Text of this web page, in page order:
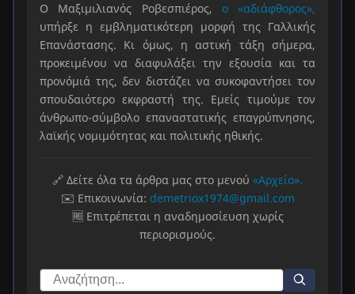
Ο Μαξιμιλιανός Ροβεσπιέρος, ο «αδιάφθορος»,
υπήρξε η εμβληματικότερη μορφή της Γαλλικής
Επανάστασης. Κι όμως, η αστική τάξη σήμερα,
προκειμένου να διαφυλάξει την εξουσία και τα
προνόμιά της, δεν διστάζει να συκοφαντήσει τον
σπουδαιότερο εκφραστή της. Εμείς τιμούμε τον
άνθρωπο-σύμβολο επαναστατικής επαγρύπνησης,
λαϊκής νομιμότητας και πολιτικής ηθικής.
🔗 Δείτε όλα τα άρθρα μας στο μενού «Αρχείο».
✉️ Επικοινωνία: demetriox1974@gmail.com
🆓 Επιτρέπεται η αναδημοσίευση χωρίς
περιορισμούς.